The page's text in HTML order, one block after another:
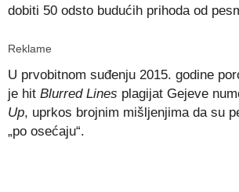
dobiti 50 odsto budućih prihoda od
Reklame
U prvobitnom suđenju 2015. godine
je hit Blurred Lines plagijat Gejeve
Up, uprkos brojnim mišljenjima da su
„po osećaju“.